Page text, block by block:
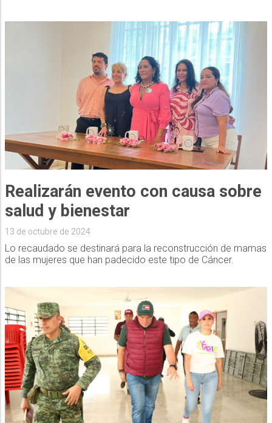
Realizarán evento con causa sobre
salud y bienestar
13 de octubre de 2024
Lo recaudado se destinará para la reconstrucción de mamas
de las mujeres que han padecido este tipo de Cáncer.